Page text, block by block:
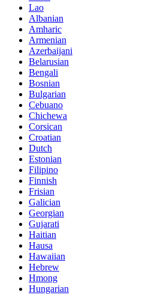
Lao
Albanian
Amharic
Armenian
Azerbaijani
Belarusian
Bengali
Bosnian
Bulgarian
Cebuano
Chichewa
Corsican
Croatian
Dutch
Estonian
Filipino
Finnish
Frisian
Galician
Georgian
Gujarati
Haitian
Hausa
Hawaiian
Hebrew
Hmong
Hungarian